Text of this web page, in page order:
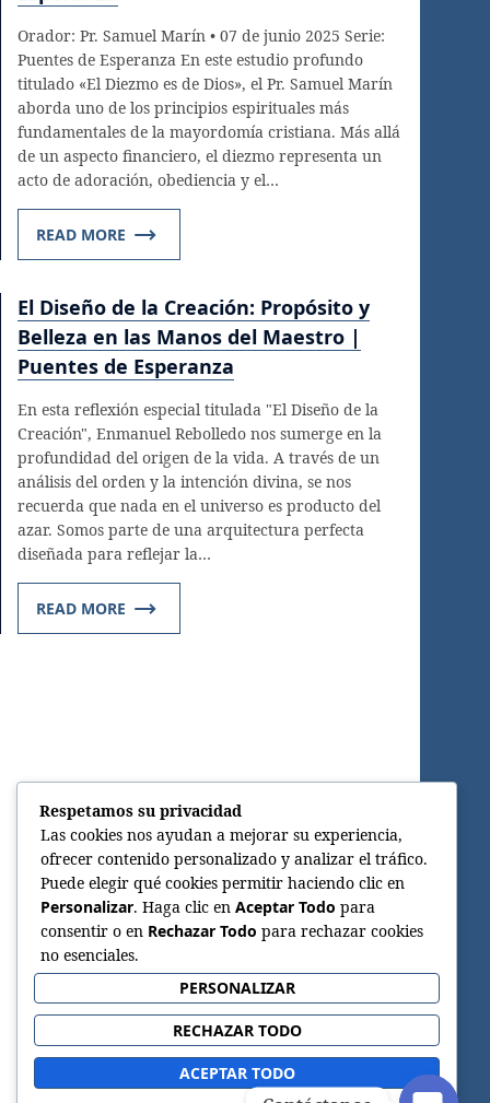
Orador: Pr. Samuel Marín • 07 de junio 2025 Serie:
Puentes de Esperanza En este estudio profundo
titulado «El Diezmo es de Dios», el Pr. Samuel Marín
aborda uno de los principios espirituales más
fundamentales de la mayordomía cristiana. Más allá
de un aspecto financiero, el diezmo representa un
acto de adoración, obediencia y el…
READ MORE
El Diseño de la Creación: Propósito y
Belleza en las Manos del Maestro |
Puentes de Esperanza
En esta reflexión especial titulada "El Diseño de la
Creación", Enmanuel Rebolledo nos sumerge en la
profundidad del origen de la vida. A través de un
análisis del orden y la intención divina, se nos
recuerda que nada en el universo es producto del
azar. Somos parte de una arquitectura perfecta
diseñada para reflejar la…
READ MORE
Respetamos su privacidad
Las cookies nos ayudan a mejorar su experiencia,
ofrecer contenido personalizado y analizar el tráfico.
Puede elegir qué cookies permitir haciendo clic en
Personalizar. Haga clic en Aceptar Todo para
consentir o en Rechazar Todo para rechazar cookies
no esenciales.
PERSONALIZAR
RECHAZAR TODO
ACEPTAR TODO